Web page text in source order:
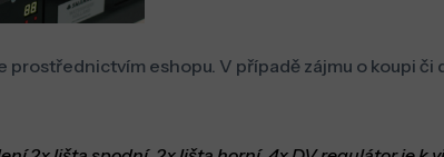
prostřednictvím eshopu. V případě zájmu o koupi či